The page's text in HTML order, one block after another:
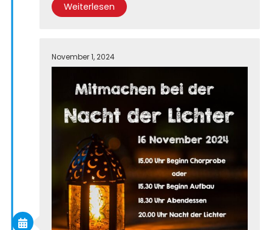
Weiterlesen
November 1, 2024